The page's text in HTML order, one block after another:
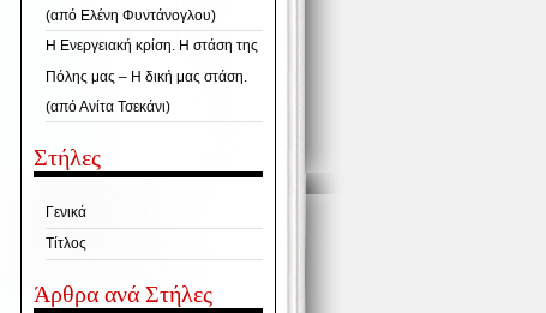
(από Ελένη Φυντάνογλου)
Η Ενεργειακή κρίση. Η στάση της
Πόλης μας – Η δική μας στάση.
(από Ανίτα Τσεκάνι)
Στήλες
Γενικά
Τίτλος
Άρθρα ανά Στήλες